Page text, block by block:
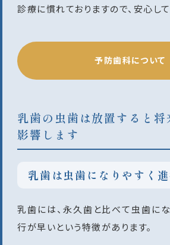
診療に慣れておりますので、安心して
予防歯科について
乳歯の虫歯は放置すると将
影響します
乳歯は虫歯になりやすく
乳歯には、永久歯と比べて虫歯にな
行が早いという特徴があります。